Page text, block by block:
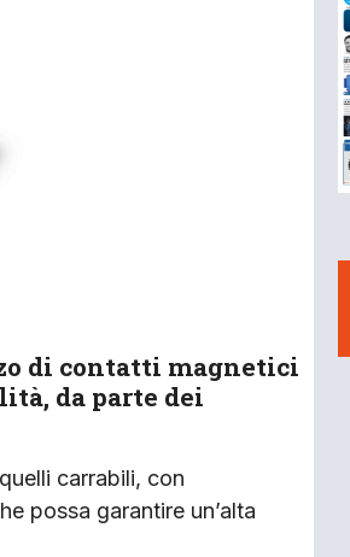
di contatti magnetici
da parte dei
carrabili, con
possa garantire un’alta